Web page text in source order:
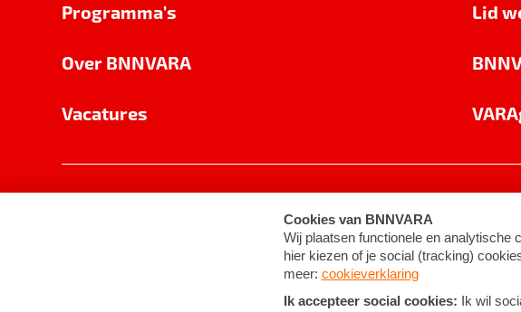
Programma's
Over BNNVARA
Vacatures
Lid
Cookie-instellingen Algemene voorwaarden